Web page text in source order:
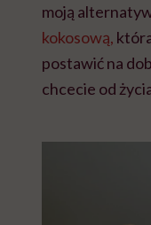
moją
kokosową,
postawić na
chcecie od